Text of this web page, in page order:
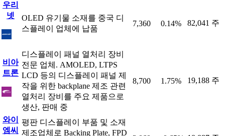
우리
넷
OLED 유기물 소재를 중국 디
스플레이 업체에 납품
7,360 0.14% 82,041 주
비아
트론
디스플레이 패널 열처리 장비
전문 업체. AMOLED, LTPS
LCD 등의 디스플레이 패널 제
작을 위한 backplane 제조 관련
열처리 장비를 주요 제품으로
생산, 판매 중
8,700 1.75% 19,188 주
와이
엠씨
평판 디스플레이 부품 및 소재
제조업체로 Backing Plate, FPD